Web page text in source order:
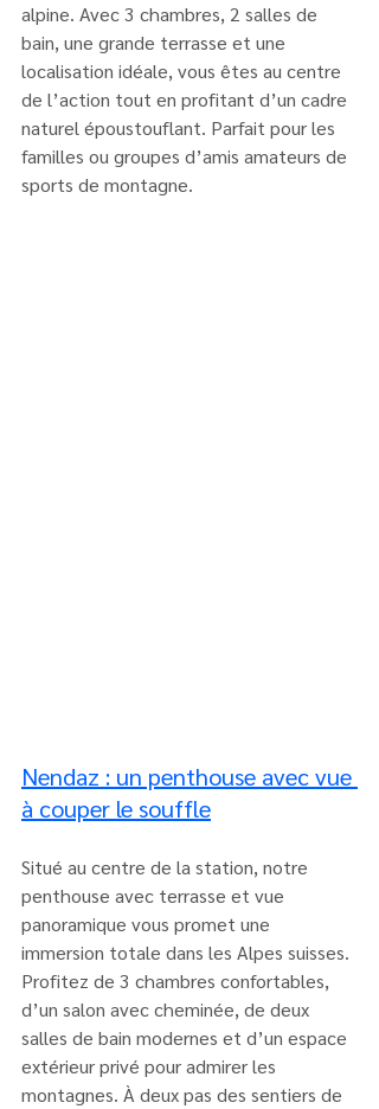
alpine. Avec 3 chambres, 2 salles de
bain, une grande terrasse et une
localisation idéale, vous êtes au centre
de l’action tout en profitant d’un cadre
naturel époustouflant. Parfait pour les
familles ou groupes d’amis amateurs de
sports de montagne.
Nendaz : un penthouse avec vue
à couper le souffle
Situé au centre de la station, notre
penthouse avec terrasse et vue
panoramique vous promet une
immersion totale dans les Alpes suisses.
Profitez de 3 chambres confortables,
d’un salon avec cheminée, de deux
salles de bain modernes et d’un espace
extérieur privé pour admirer les
montagnes. À deux pas des sentiers de